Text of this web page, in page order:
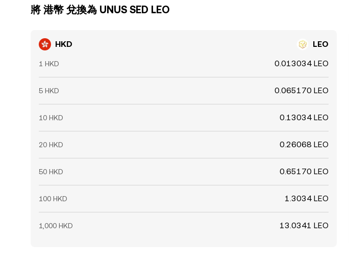
將 港幣 兌換為 UNUS SED LEO
HKD LEO
1 HKD 0.013034 LEO
5 HKD 0.065170 LEO
10 HKD 0.13034 LEO
20 HKD 0.26068 LEO
50 HKD 0.65170 LEO
100 HKD 1.3034 LEO
1,000 HKD 13.0341 LEO